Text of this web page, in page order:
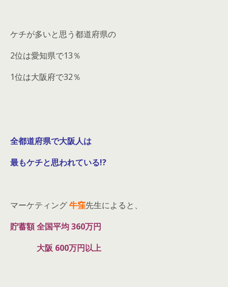
ケチが多いと思う都道府県の
2位は愛知県で13％
1位は大阪府で32％
全都道府県で大阪人は
最もケチと思われている!?
マーケティング牛窪先生によると、
貯蓄額 全国平均 360万円
大阪 600万円以上